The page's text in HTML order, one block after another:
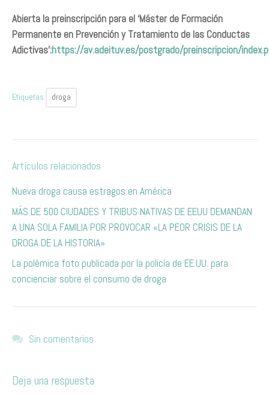
Abierta la preinscripción para el ‘Máster de Formación
Permanente en Prevención y Tratamiento de las Conductas
Adictivas’:https://av.adeituv.es/postgrado/preinscripcion/
Etiquetas: droga
Artículos relacionados
Nueva droga causa estragos en América
MÁS DE 500 CIUDADES Y TRIBUS NATIVAS DE EEUU DEMANDAN
A UNA SOLA FAMILIA POR PROVOCAR «LA PEOR CRISIS DE LA
DROGA DE LA HISTORIA»
La polémica foto publicada por la policía de EE.UU. para
concienciar sobre el consumo de droga
Sin comentarios
Deja una respuesta